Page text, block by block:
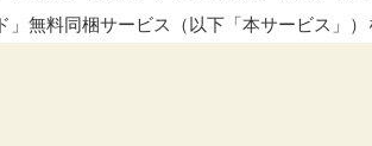
無料同梱サービス（以下「本サービス」）